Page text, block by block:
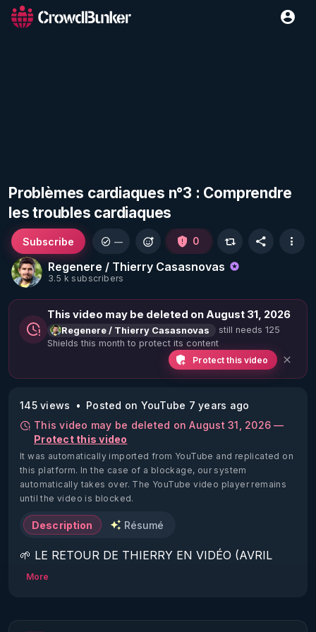
Problèmes cardiaques n°3 : Comprendre
les troubles cardiaques
Regenere / Thierry Casasnovas
3.5 k subscribers
Subscribe — 0
This video may be deleted on August 31, 2026
Regenere / Thierry Casasnovas
still needs 125
Shields this month to protect its content
Protect this video
145 views
Posted on YouTube 7 years ago
This video may be deleted on August 31, 2026 —
Protect this video
It was automatically imported from YouTube and replicated on
this platform. In the case of a blockage, our system
automatically takes over. The YouTube video player remains
until the video is blocked.
Description Résumé
🌱 LE RETOUR DE THIERRY EN VIDÉO (AVRIL
2022)!
https://www.rgnr.fr/presentation.html
More